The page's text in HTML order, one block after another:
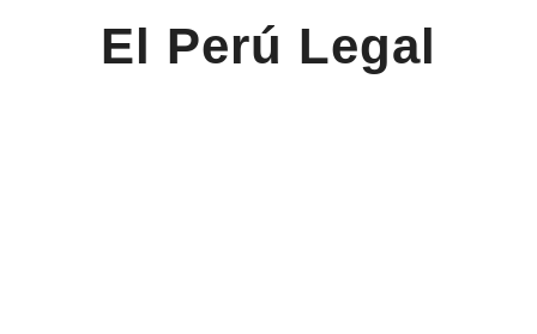
El Perú Legal